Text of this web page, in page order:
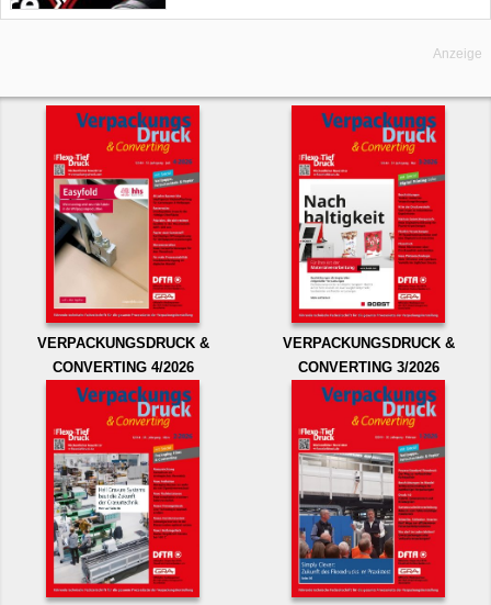
Anzeige
VERPACKUNGSDRUCK &
CONVERTING 4/2026
VERPACKUNGSDRUCK &
CONVERTING 3/2026